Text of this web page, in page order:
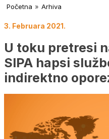
Početna » Arhiva
3. Februara 2021.
U toku pretresi
SIPA hapsi
indirektno